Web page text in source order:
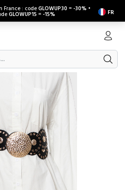
France : codeGLOWUP30 = -30% •
GLOWUP15 = -15% FR